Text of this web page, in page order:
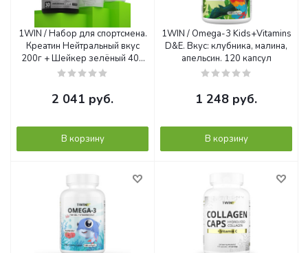
1WIN / Набор для спортсмена.
Креатин Нейтральный вкус
200г + Шейкер зелёный 400
мл + подарок ZMA 90 капсул
2 041 руб.
В корзину
1WIN / Omega-3 Kids+Vitamins
D&E. Вкус: клубника, малина,
апельсин. 120 капсул
1 248 руб.
В корзину